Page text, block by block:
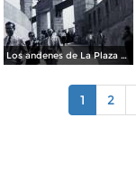
Los andenes de La Plaza de toros Ciudad de México 1950
1 2